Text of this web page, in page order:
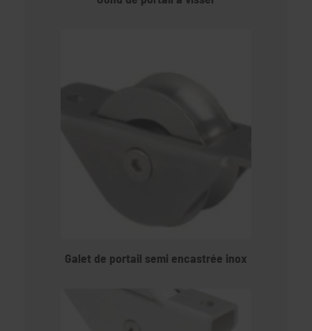
Galet de portail semi encastrée inox